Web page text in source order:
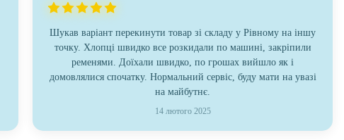
Шукав варіант перекинути товар зі складу у Рівному на іншу
точку. Хлопці швидко все розкидали по машині, закріпили
ременями. Доїхали швидко, по грошах вийшло як і
домовлялися спочатку. Нормальний сервіс, буду мати на увазі
на майбутнє.
14 лютого 2025